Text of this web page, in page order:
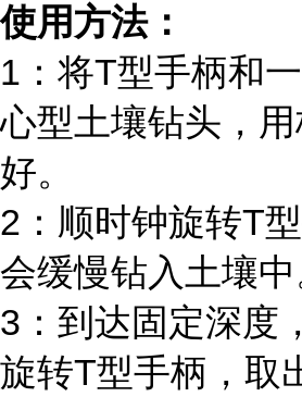
使用方法：
1：将T型手柄和
心型土壤钻头，
好。
2：顺时钟旋转T
会缓慢钻入土壤中
3：到达固定深度
旋转T型手柄，取